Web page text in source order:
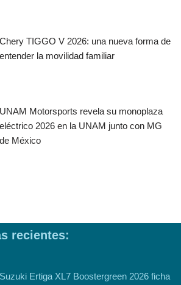
Chery TIGGO V 2026: una nueva forma de
entender la movilidad familiar
UNAM Motorsports revela su monoplaza
eléctrico 2026 en la UNAM junto con MG
de México
recientes:
Suzuki Ertiga XL7 Boostergreen 2026 ficha